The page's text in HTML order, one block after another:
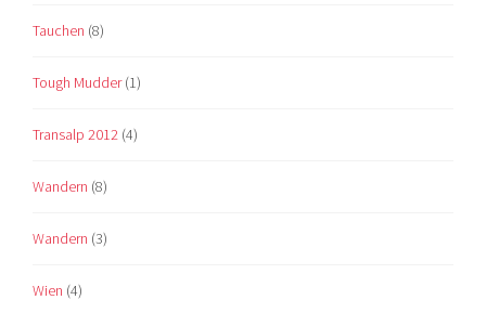
Tauchen (8)
Tough Mudder(1)
Transalp 2012 (4)
Wandern (8)
Wandern (3)
Wien (4)